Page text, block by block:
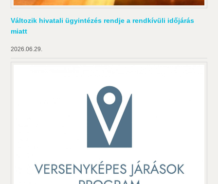
Változik hivatali ügyintézés rendje a rendkívüli időjárás
miatt
2026.06.29.